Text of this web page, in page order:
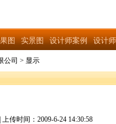
图 实景图 设计师案例 设计
公司 > 显示
| 上传时间：2009-6-24 14:30:58